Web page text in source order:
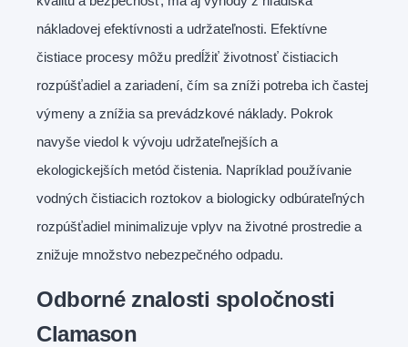
nákladovej efektívnosti a udržateľnosti. Efektívne
čistiace procesy môžu predĺžiť životnosť čistiacich
rozpúšťadiel a zariadení, čím sa zníži potreba ich častej
výmeny a znížia sa prevádzkové náklady. Pokrok
navyše viedol k vývoju udržateľnejších a
ekologickejších metód čistenia. Napríklad používanie
vodných čistiacich roztokov a biologicky odbúrateľných
rozpúšťadiel minimalizuje vplyv na životné prostredie a
znižuje množstvo nebezpečného odpadu.
Odborné znalosti spoločnosti
Clamason